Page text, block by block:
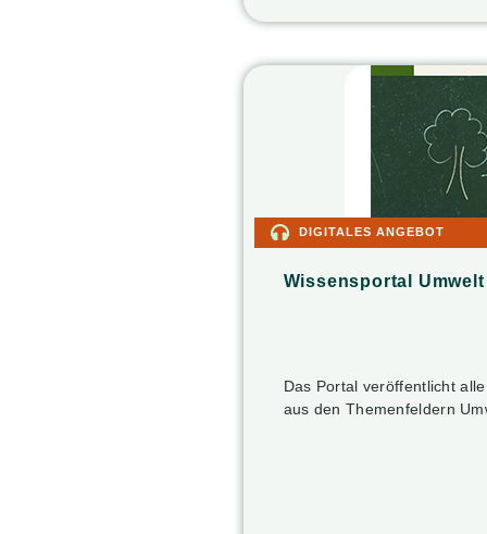
DIGITALES ANGEBOT
Wissensportal
Das Portal veröffentlicht
aus den Themenfeldern